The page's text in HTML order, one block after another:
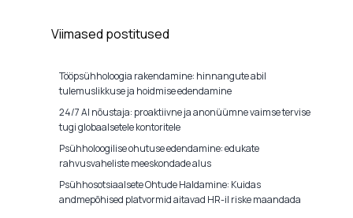
Viimased postitused
Tööpsühholoogia rakendamine: hinnangute abil
tulemuslikkuse ja hoidmise edendamine
24/7 AI nõustaja: proaktiivne ja anonüümne vaimse tervise
tugi globaalsetele kontoritele
Psühholoogilise ohutuse edendamine: edukate
rahvusvaheliste meeskondade alus
Psühhosotsiaalsete Ohtude Haldamine: Kuidas
andmepõhised platvormid aitavad HR-il riske maandada